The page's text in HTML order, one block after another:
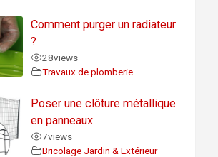
Comment purger un radiateur
?
28views
Travaux de plomberie
Poser une clôture métallique
en panneaux
7views
Bricolage Jardin & Extérieur